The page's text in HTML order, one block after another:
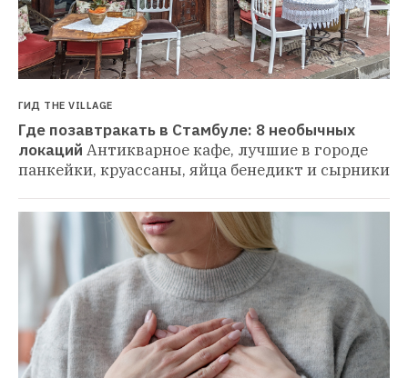
ГИД THE VILLAGE
Где позавтракать в Стамбуле: 8 необычных
локаций Антикварное кафе, лучшие в городе
панкейки, круассаны, яйца бенедикт и сырники